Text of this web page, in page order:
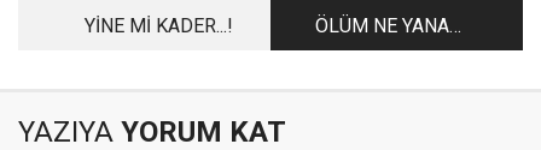
YİNE Mİ KADER...!
ÖLÜM NE YANA
DÜŞER...!
YAZIYA YORUM KAT